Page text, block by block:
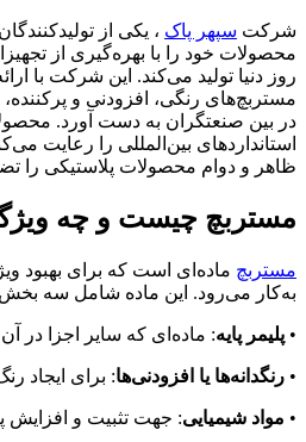
شرکت سپهر پاک ، یکی از
محصولات خود را با بهره‌گیری از
روز دنیا تولید می‌کند. این شرکت با
مستربچ‌های رنگی، افزودنی و
در بین صنعتگران به دست آورد.
استانداردهای بین‌المللی را رعایت
ظاهر و دوام محصولات پلاستیکی را
مستربچ چیست و چه
مستربچ ماده‌ای است که برای بهبود
به‌کار می‌رود. این ماده شامل سه
• پلیمر پایه: ماده‌ای که سایر اجزا در
• رنگدانه‌ها یا افزودنی‌ها: برای ایجاد
• مواد شیمیایی: جهت تثبیت و افزایش